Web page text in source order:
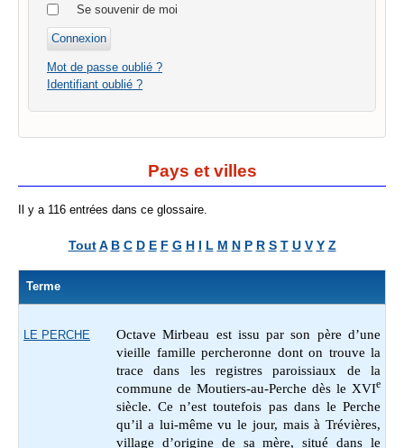
Se souvenir de moi
Mot de passe oublié ?
Identifiant oublié ?
Pays et villes
Il y a 116 entrées dans ce glossaire.
Tout A B C D E F G H I L M N P R S T U V Y Z
Terme
LE PERCHE
Octave Mirbeau est issu par son père d’une
vieille famille percheronne dont on trouve la
trace dans les registres paroissiaux de la
commune de Moutiers-au-Perche dès le XVIe
siècle. Ce n’est toutefois pas dans le Perche
qu’il a lui-même vu le jour, mais à Trévières,
village d’origine de sa mère, situé dans le